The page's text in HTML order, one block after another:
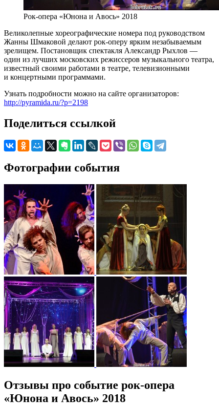
Рок-опера «Юнона и Авось» 2018
Великолепные хореографические номера под руководством
Жанны Шмаковой делают рок-оперу ярким незабываемым
зрелищем. Постановщик спектакля Александр Рыхлов —
один из лучших московских режиссеров музыкального театра,
известный своими работами в театре, телевизионными
и концертными программами.
Узнать подробности можно на сайте организаторов:
http://pyramida.ru/?p=2198
Поделиться ссылкой
Фотографии события
Отзывы про событие рок-опера
«Юнона и Авось» 2018